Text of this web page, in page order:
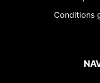
Conditions